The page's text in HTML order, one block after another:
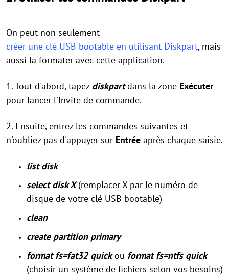
On peut non seulement
créer une clé USB bootable en utilisant Diskpart, mais
aussi la formater avec cette application.
1. Tout d'abord, tapez diskpart dans la zone Exécuter
pour lancer l'Invite de commande.
2. Ensuite, entrez les commandes suivantes et
n'oubliez pas d'appuyer sur Entrée après chaque saisie.
list disk
select disk X (remplacer X par le numéro de
disque de votre clé USB bootable)
clean
create partition primary
format fs=fat32 quickou format fs=ntfs quick
(choisir un système de fichiers selon vos besoins)